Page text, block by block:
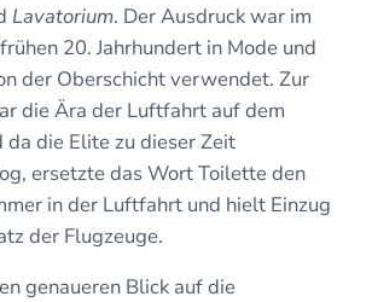
Lavatorium. Der Ausdruck war im
20. Jahrhundert in Mode und
der Oberschicht verwendet. Zur
die Ära der Luftfahrt auf dem
da die Elite zu dieser Zeit
ersetzte das Wort Toilette den
in der Luftfahrt und hielt Einzug
der Flugzeuge.
genaueren Blick auf die